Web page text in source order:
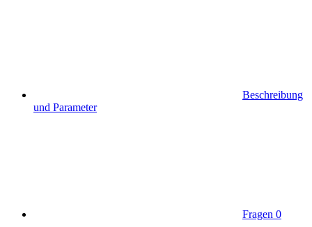
Beschreibung
und Parameter
Fragen 0